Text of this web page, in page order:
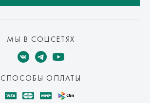
МЫ В СОЦСЕТЯХ
СПОСОБЫ ОПЛАТЫ